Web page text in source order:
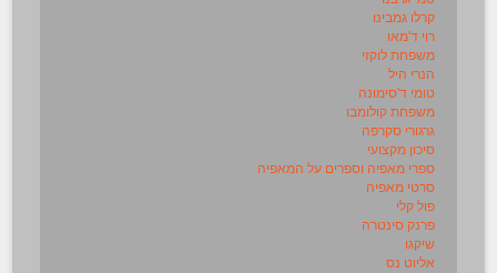
קרלו גמבינו
רוי ד'מאו
משפחת לוקזי
הנרי היל
טומי ד'סימונה
משפחת קולומבו
גרגורי סקרפה
סיכון מקצועי
ספרי מאפיה וספרים על המאפיה
סרטי מאפיה
פול קלי
פרנק סינטרה
שיקגו
אליוט נס